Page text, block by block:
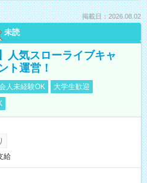
掲載日：2026.08.02
未読
人気スローライブキャ
ト運営！
人未経験OK
大学生歓迎
給